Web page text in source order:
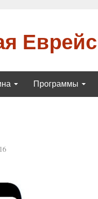
Программы